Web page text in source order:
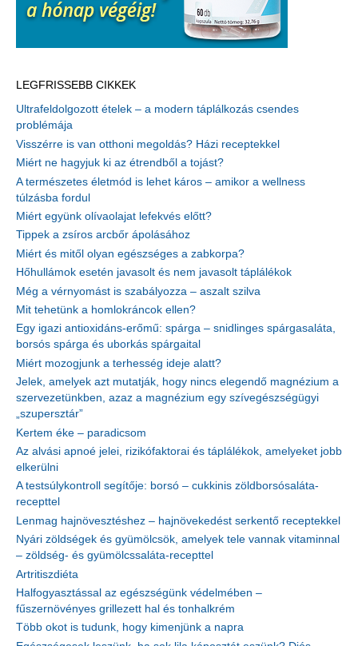
LEGFRISSEBB CIKKEK
Ultrafeldolgozott ételek – a modern táplálkozás csendes
problémája
Visszérre is van otthoni megoldás? Házi receptekkel
Miért ne hagyjuk ki az étrendből a tojást?
A természetes életmód is lehet káros – amikor a wellness
túlzásba fordul
Miért együnk olívaolajat lefekvés előtt?
Tippek a zsíros arcbőr ápolásához
Miért és mitől olyan egészséges a zabkorpa?
Hőhullámok esetén javasolt és nem javasolt táplálékok
Még a vérnyomást is szabályozza – aszalt szilva
Mit tehetünk a homlokráncok ellen?
Egy igazi antioxidáns-erőmű: spárga – snidlinges spárgasaláta,
borsós spárga és uborkás spárgaital
Miért mozogjunk a terhesség ideje alatt?
Jelek, amelyek azt mutatják, hogy nincs elegendő magnézium a
szervezetünkben, azaz a magnézium egy szívegészségügyi
„szupersztár”
Kertem éke – paradicsom
Az alvási apnoé jelei, rizikófaktorai és táplálékok, amelyeket jobb
elkerülni
A testsúlykontroll segítője: borsó – cukkinis zöldborsósaláta-
recepttel
Lenmag hajnövesztéshez – hajnövekedést serkentő receptekkel
Nyári zöldségek és gyümölcsök, amelyek tele vannak vitaminnal
– zöldség- és gyümölcssaláta-recepttel
Artritiszdiéta
Halfogyasztással az egészségünk védelmében –
fűszernövényes grillezett hal és tonhalkrém
Több okot is tudunk, hogy kimenjünk a napra